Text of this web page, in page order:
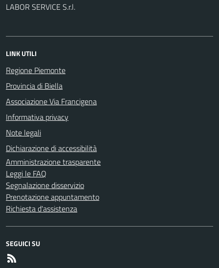
LABOR SERVICE S.r.l.
LINK UTILI
Regione Piemonte
Provincia di Biella
Associazione Via Francigena
Informativa privacy
Note legali
Dichiarazione di accessibilità
Amministrazione trasparente
Leggi le FAQ
Segnalazione disservizio
Prenotazione appuntamento
Richiesta d'assistenza
SEGUICI SU